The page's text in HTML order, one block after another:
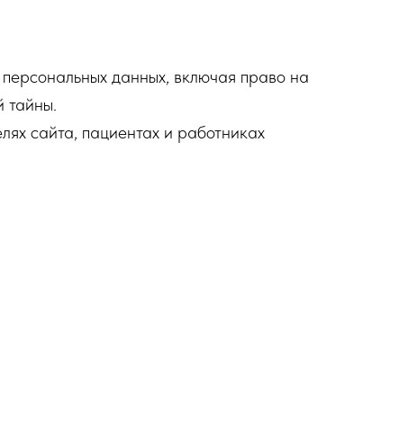
данных, включая право на
тайны.
сайта, пациентах и работниках